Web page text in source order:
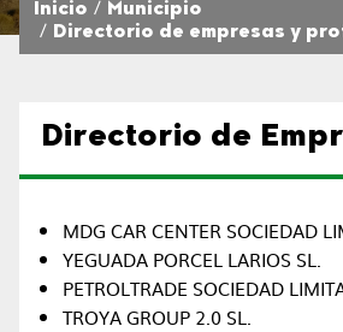
Inicio
Municipio
Directorio de empresas y
Directorio de
MDG CAR CENTER SOCIEDAD
YEGUADA PORCEL LARIOS SL.
PETROLTRADE SOCIEDAD
TROYA GROUP 2.0 SL.